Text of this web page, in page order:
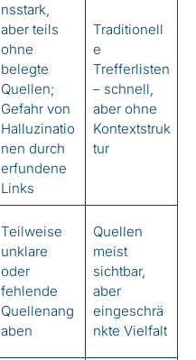
nsstark,
aber teils
ohne
belegte
Quellen;
Gefahr von
Halluzinatio
nen durch
erfundene
Links
Traditionell
e
Trefferlisten
– schnell,
aber ohne
Kontextstruk
tur
Teilweise
unklare
oder
fehlende
Quellenang
aben
Quellen
meist
sichtbar,
aber
eingeschrä
nkte Vielfalt